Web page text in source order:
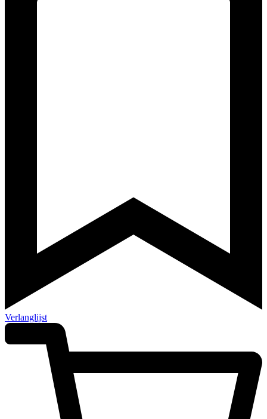
Verlanglijst